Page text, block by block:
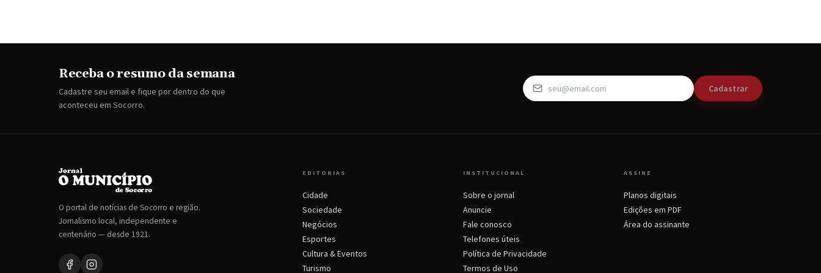
Receba o resumo da semana
Cadastre seu email e fique por dentro do que
aconteceu em Socorro.
Cadastrar
O portal de notícias de Socorro e região.
Jornalismo local, independente e
centenário — desde 1921.
EDITORIAS
Cidade
Sociedade
Negócios
Esportes
Cultura & Eventos
Turismo
INSTITUCIONAL
Sobre o jornal
Anuncie
Fale conosco
Telefones úteis
Política de Privacidade
Termos de Uso
ASSINE
Planos digitais
Edições em PDF
Área do assinante